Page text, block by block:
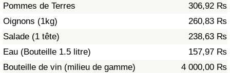
Pommes de Terres
306,92 ₨
Oignons (1kg)
260,83 ₨
Salade (1 tête)
238,63 ₨
Eau (Bouteille 1.5 litre)
157,97 ₨
Bouteille de vin (milieu de gamme)
4 000,00 ₨
Trafic
Indice de Trafic
Indice de Trafic (Actuel)